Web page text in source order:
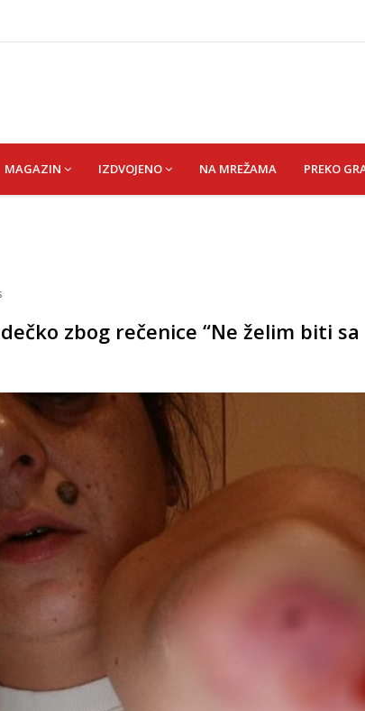
susjedne zemlje, ali ćemo uzvratiti ukoliko
Sena
iz BiH, pa se dao u bijeg, pokrenuta
MAGAZIN IZDVOJENO NA MREŽAMA PREKO
zbog rečenice “Ne želim biti sa